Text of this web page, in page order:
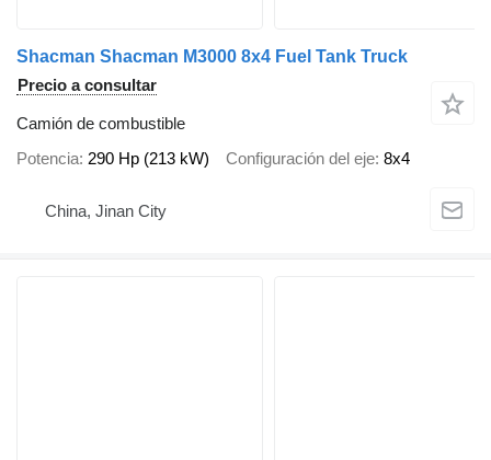
Shacman Shacman M3000 8x4 Fuel Tank Truck
Precio a consultar
Camión de combustible
Potencia 290 Hp (213 kW) Configuración del eje 8x4
China, Jinan City